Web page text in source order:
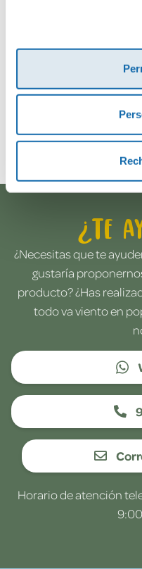
Envía tu opinión
¿Te
¿Necesitas que te
gustaría
producto? ¿Has
todo va viento en
Horario de atención